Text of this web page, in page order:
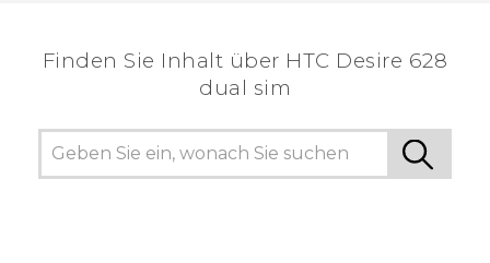
Finden Sie Inhalt über‎ HTC Desire 628
dual sim